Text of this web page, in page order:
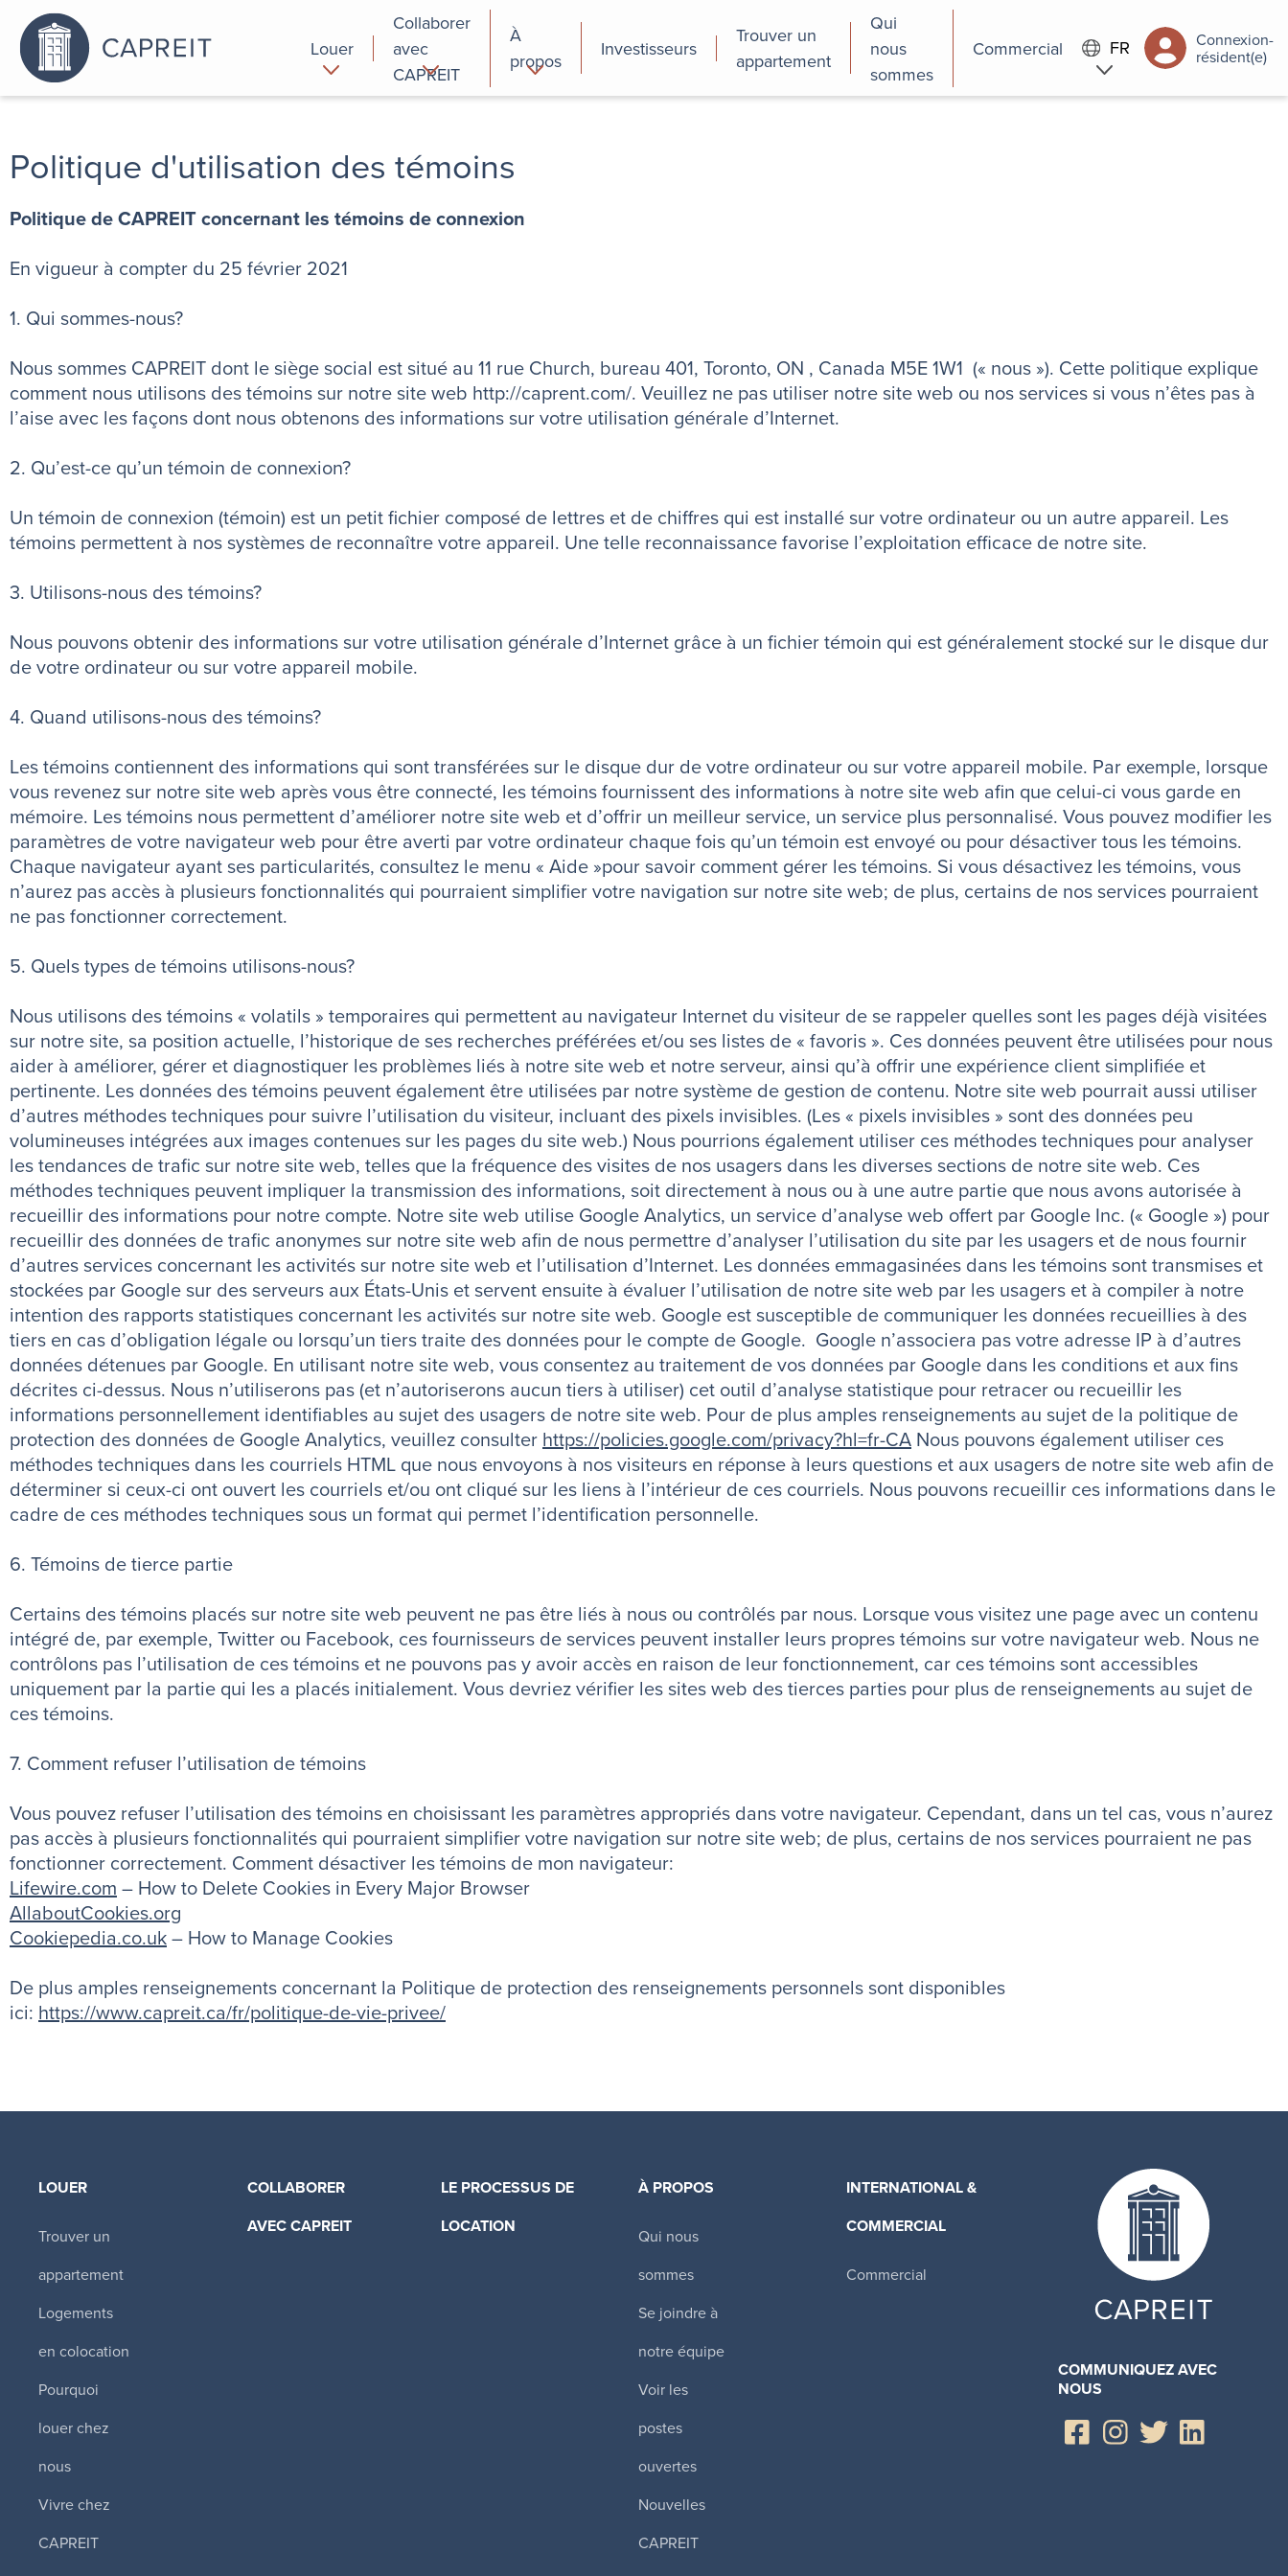
Louer
nous
Collaborer
avec
CAPREIT
À
propos
des employés
Investisseurs
Trouver un
appartement
Qui
nous
sommes
Commercial FR
Connexion-
résident(e)
Politique d'utilisation des témoins
Politique de CAPREIT concernant les témoins de connexion
En vigueur à compter du 25 février 2021
1. Qui sommes-nous?
Nous sommes CAPREIT dont le siège social est situé au 11 rue Church, bureau 401, Toronto, ON , Canada M5E 1W1 (« nous »). Cette politique explique
comment nous utilisons des témoins sur notre site web http://caprent.com/. Veuillez ne pas utiliser notre site web ou nos services si vous n’êtes pas à
l’aise avec les façons dont nous obtenons des informations sur votre utilisation générale d’Internet.
2. Qu’est-ce qu’un témoin de connexion?
Un témoin de connexion (témoin) est un petit fichier composé de lettres et de chiffres qui est installé sur votre ordinateur ou un autre appareil. Les
témoins permettent à nos systèmes de reconnaître votre appareil. Une telle reconnaissance favorise l’exploitation efficace de notre site.
3. Utilisons-nous des témoins?
Nous pouvons obtenir des informations sur votre utilisation générale d’Internet grâce à un fichier témoin qui est généralement stocké sur le disque dur
de votre ordinateur ou sur votre appareil mobile.
4. Quand utilisons-nous des témoins?
Les témoins contiennent des informations qui sont transférées sur le disque dur de votre ordinateur ou sur votre appareil mobile. Par exemple, lorsque
vous revenez sur notre site web après vous être connecté, les témoins fournissent des informations à notre site web afin que celui-ci vous garde en
mémoire. Les témoins nous permettent d’améliorer notre site web et d’offrir un meilleur service, un service plus personnalisé. Vous pouvez modifier les
paramètres de votre navigateur web pour être averti par votre ordinateur chaque fois qu’un témoin est envoyé ou pour désactiver tous les témoins.
Chaque navigateur ayant ses particularités, consultez le menu « Aide »pour savoir comment gérer les témoins. Si vous désactivez les témoins, vous
n’aurez pas accès à plusieurs fonctionnalités qui pourraient simplifier votre navigation sur notre site web; de plus, certains de nos services pourraient
ne pas fonctionner correctement.
5. Quels types de témoins utilisons-nous?
Nous utilisons des témoins « volatils » temporaires qui permettent au navigateur Internet du visiteur de se rappeler quelles sont les pages déjà visitées
sur notre site, sa position actuelle, l’historique de ses recherches préférées et/ou ses listes de « favoris ». Ces données peuvent être utilisées pour nous
aider à améliorer, gérer et diagnostiquer les problèmes liés à notre site web et notre serveur, ainsi qu’à offrir une expérience client simplifiée et
pertinente. Les données des témoins peuvent également être utilisées par notre système de gestion de contenu. Notre site web pourrait aussi utiliser
d’autres méthodes techniques pour suivre l’utilisation du visiteur, incluant des pixels invisibles. (Les « pixels invisibles » sont des données peu
volumineuses intégrées aux images contenues sur les pages du site web.) Nous pourrions également utiliser ces méthodes techniques pour analyser
les tendances de trafic sur notre site web, telles que la fréquence des visites de nos usagers dans les diverses sections de notre site web. Ces
méthodes techniques peuvent impliquer la transmission des informations, soit directement à nous ou à une autre partie que nous avons autorisée à
recueillir des informations pour notre compte. Notre site web utilise Google Analytics, un service d’analyse web offert par Google Inc. (« Google ») pour
recueillir des données de trafic anonymes sur notre site web afin de nous permettre d’analyser l’utilisation du site par les usagers et de nous fournir
d’autres services concernant les activités sur notre site web et l’utilisation d’Internet. Les données emmagasinées dans les témoins sont transmises et
stockées par Google sur des serveurs aux États-Unis et servent ensuite à évaluer l’utilisation de notre site web par les usagers et à compiler à notre
intention des rapports statistiques concernant les activités sur notre site web. Google est susceptible de communiquer les données recueillies à des
tiers en cas d’obligation légale ou lorsqu’un tiers traite des données pour le compte de Google. Google n’associera pas votre adresse IP à d’autres
données détenues par Google. En utilisant notre site web, vous consentez au traitement de vos données par Google dans les conditions et aux fins
décrites ci-dessus. Nous n’utiliserons pas (et n’autoriserons aucun tiers à utiliser) cet outil d’analyse statistique pour retracer ou recueillir les
informations personnellement identifiables au sujet des usagers de notre site web. Pour de plus amples renseignements au sujet de la politique de
protection des données de Google Analytics, veuillez consulter https://policies.google.com/privacy?hl=fr-CA Nous pouvons également utiliser ces
méthodes techniques dans les courriels HTML que nous envoyons à nos visiteurs en réponse à leurs questions et aux usagers de notre site web afin de
déterminer si ceux-ci ont ouvert les courriels et/ou ont cliqué sur les liens à l’intérieur de ces courriels. Nous pouvons recueillir ces informations dans le
cadre de ces méthodes techniques sous un format qui permet l’identification personnelle.
6. Témoins de tierce partie
Certains des témoins placés sur notre site web peuvent ne pas être liés à nous ou contrôlés par nous. Lorsque vous visitez une page avec un contenu
intégré de, par exemple, Twitter ou Facebook, ces fournisseurs de services peuvent installer leurs propres témoins sur votre navigateur web. Nous ne
contrôlons pas l’utilisation de ces témoins et ne pouvons pas y avoir accès en raison de leur fonctionnement, car ces témoins sont accessibles
uniquement par la partie qui les a placés initialement. Vous devriez vérifier les sites web des tierces parties pour plus de renseignements au sujet de
ces témoins.
7. Comment refuser l’utilisation de témoins
Vous pouvez refuser l’utilisation des témoins en choisissant les paramètres appropriés dans votre navigateur. Cependant, dans un tel cas, vous n’aurez
pas accès à plusieurs fonctionnalités qui pourraient simplifier votre navigation sur notre site web; de plus, certains de nos services pourraient ne pas
fonctionner correctement. Comment désactiver les témoins de mon navigateur:
Lifewire.com – How to Delete Cookies in Every Major Browser
AllaboutCookies.org
Cookiepedia.co.uk– How to Manage Cookies
De plus amples renseignements concernant la Politique de protection des renseignements personnels sont disponibles
ici: https://www.capreit.ca/fr/politique-de-vie-privee/
LOUER
Trouver un
appartement
Logements
en colocation
Pourquoi
louer chez
nous
Vivre chez
CAPREIT
COLLABORER
AVEC CAPREIT​
LE PROCESSUS DE
LOCATION
À PROPOS
Qui nous
sommes
Se joindre à
notre équipe
Voir les
postes
ouvertes
Nouvelles
CAPREIT
INTERNATIONAL &
COMMERCIAL
Commercial
Canadian Apartment Properties REIT
COMMUNIQUEZ AVEC
NOUS